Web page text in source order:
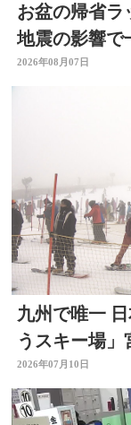
お盆の帰省
地震の影響
2026年08月07日
九州で唯一
うスキー場
で 大分
2026年07月10日